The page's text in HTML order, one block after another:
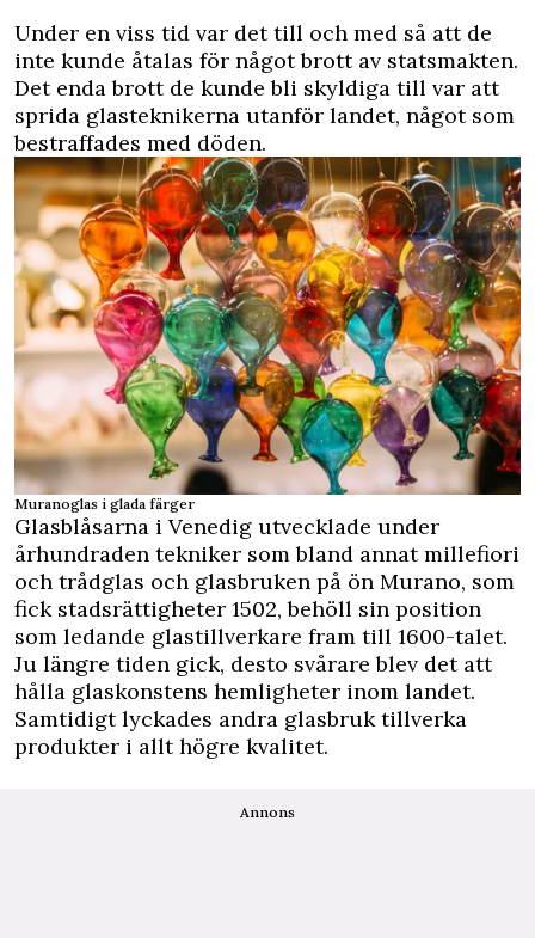
Under en viss tid var det till och med så att de
inte kunde åtalas för något brott av statsmakten.
Det enda brott de kunde bli skyldiga till var att
sprida glasteknikerna utanför landet, något som
bestraffades med döden.
Muranoglas i glada färger
Glasblåsarna i Venedig utvecklade under
århundraden tekniker som bland annat millefiori
och trådglas och glasbruken på ön Murano, som
fick stadsrättigheter 1502, behöll sin position
som ledande glastillverkare fram till 1600-talet.
Ju längre tiden gick, desto svårare blev det att
hålla glaskonstens hemligheter inom landet.
Samtidigt lyckades andra glasbruk tillverka
produkter i allt högre kvalitet.
Annons